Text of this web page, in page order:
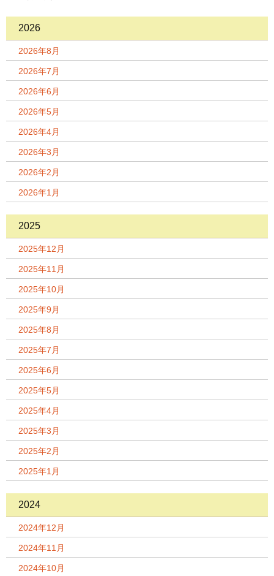
2026
2026年8月
2026年7月
2026年6月
2026年5月
2026年4月
2026年3月
2026年2月
2026年1月
2025
2025年12月
2025年11月
2025年10月
2025年9月
2025年8月
2025年7月
2025年6月
2025年5月
2025年4月
2025年3月
2025年2月
2025年1月
2024
2024年12月
2024年11月
2024年10月